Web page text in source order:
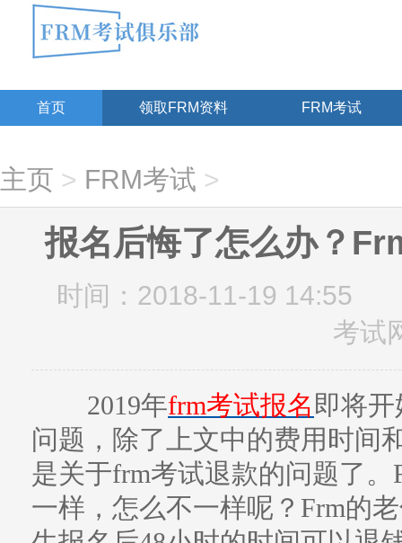
首页 领取FRM资料 FRM考试
主页 > FRM考试 >
报名后悔了怎么办？
时间：2018-11-19 14:55
考试
2019年frm考试报名 即将
问题，除了上文中的费用时间
是关于frm考试退款的问题了
一样，怎么不一样呢？Frm的